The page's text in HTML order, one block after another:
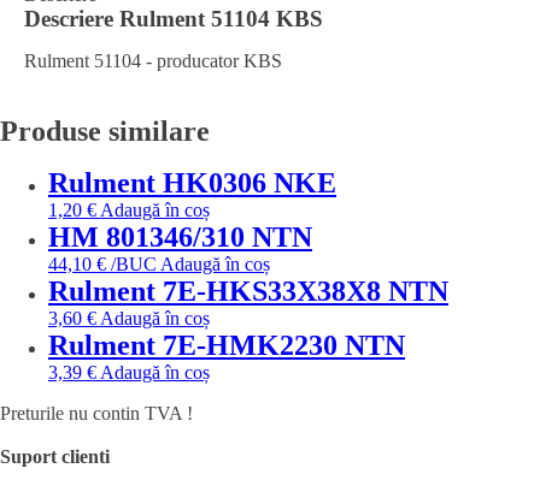
Descriere Rulment 51104 KBS
Rulment 51104 - producator KBS
Produse similare
Rulment HK0306 NKE
1,20 € Adaugă în coș
HM 801346/310 NTN
44,10 € /BUC Adaugă în coș
Rulment 7E-HKS33X38X8 NTN
3,60 € Adaugă în coș
Rulment 7E-HMK2230 NTN
3,39 € Adaugă în coș
Preturile nu contin TVA !
Suport clienti